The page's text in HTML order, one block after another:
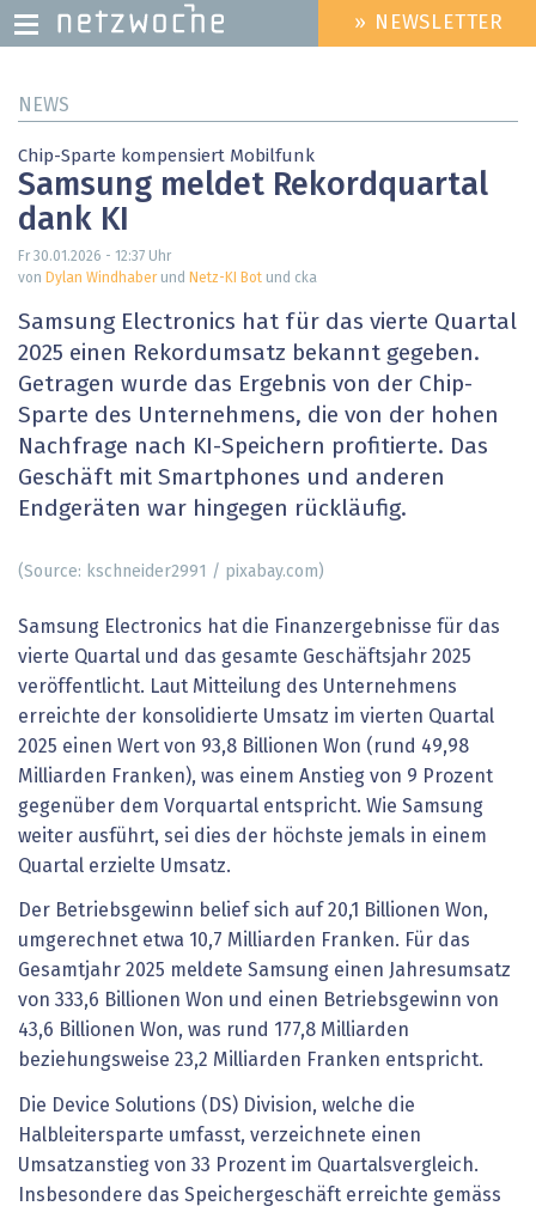
zum
HEADER
MENU
» NEWSLETTER
NEWS
Chip-Sparte kompensiert Mobilfunk
Samsung meldet Rekordquartal
dank KI
Fr 30.01.2026 - 12:37 Uhr
von Dylan Windhaberund Netz-KI Bot und cka
Samsung Electronics hat für das vierte Quartal
2025 einen Rekordumsatz bekannt gegeben.
Getragen wurde das Ergebnis von der Chip-
Sparte des Unternehmens, die von der hohen
Nachfrage nach KI-Speichern profitierte. Das
Geschäft mit Smartphones und anderen
Endgeräten war hingegen rückläufig.
(Source: kschneider2991 / pixabay.com)
Samsung Electronics hat die Finanzergebnisse für das
vierte Quartal und das gesamte Geschäftsjahr 2025
veröffentlicht. Laut Mitteilung des Unternehmens
erreichte der konsolidierte Umsatz im vierten Quartal
2025 einen Wert von 93,8 Billionen Won (rund 49,98
Milliarden Franken), was einem Anstieg von 9 Prozent
gegenüber dem Vorquartal entspricht. Wie Samsung
weiter ausführt, sei dies der höchste jemals in einem
Quartal erzielte Umsatz.
Der Betriebsgewinn belief sich auf 20,1 Billionen Won,
umgerechnet etwa 10,7 Milliarden Franken. Für das
Gesamtjahr 2025 meldete Samsung einen Jahresumsatz
von 333,6 Billionen Won und einen Betriebsgewinn von
43,6 Billionen Won, was rund 177,8 Milliarden
beziehungsweise 23,2 Milliarden Franken entspricht.
Die Device Solutions (DS) Division, welche die
Halbleitersparte umfasst, verzeichnete einen
Umsatzanstieg von 33 Prozent im Quartalsvergleich.
Insbesondere das Speichergeschäft erreichte gemäss